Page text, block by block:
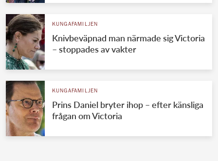
KUNGAFAMILJEN
Knivbeväpnad man närmade sig Victoria
– stoppades av vakter
KUNGAFAMILJEN
Prins Daniel bryter ihop – efter känsliga
frågan om Victoria